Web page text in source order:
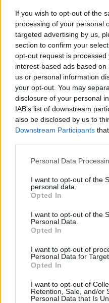
If you wish to opt-out of the
processing of your personal
targeted advertising by us,
section to confirm your
opt-out request is
interest-based ads based
us or personal information
your opt-out. You may
disclosure of your personal
IAB’s list of downstream
also be disclosed by us to
Downstream Participants
Personal Data
I want to opt-out of the
personal data.
Opted In
I want to opt-out of the
Personal Data.
Opted In
I want to opt-out of
Personal Data for
Opted In
I want to opt-out of
Retention, Sale, and/or
Personal Data that Is
Ακολουθήστε το E-
και μάθετε πρώτοιτα
Για ακόμη περισσότερα
ειδήσεωντου E-Daily.gr
Ακολουθήστε το E-